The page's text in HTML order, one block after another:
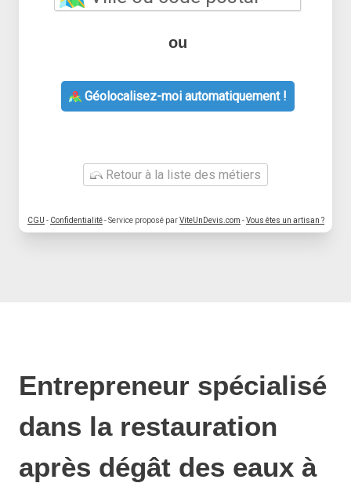
ou
Géolocalisez-moi automatiquement !
Retour à la liste des métiers
CGU - Confidentialité- Service proposé parViteUnDevis.com -Vous êtes un artisan ?
Entrepreneur spécialisé
dans la restauration
après dégât des eaux à